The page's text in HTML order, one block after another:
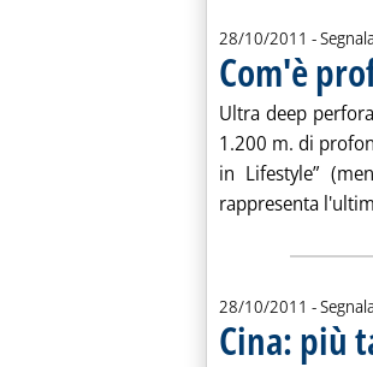
28/10/2011 -
Com'è
Ultra deep
1.200 m. di
in Lifestyle”
rappresenta
28/10/2011 -
Cina: più